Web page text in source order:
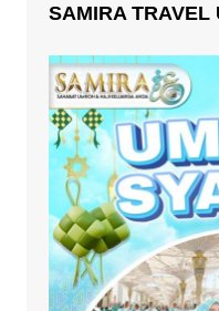
SAMIRA TRAVEL